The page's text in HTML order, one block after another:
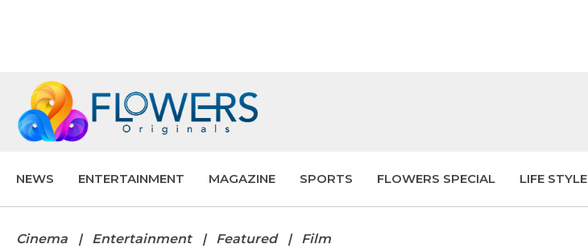
NEWS ENTERTAINMENT MAGAZINE SPORTS FLOWERS SPECIAL LIFE STYLE
Cinema Entertainment Featured Film